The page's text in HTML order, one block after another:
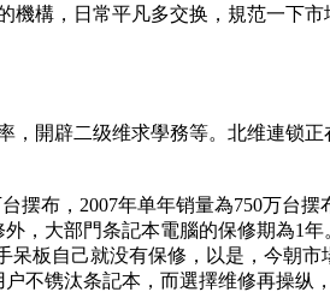
構，日常平凡多交换，規范一下
，開辟二级维求學務等。北维連锁
摆布，2007年单年销量為750万台
，大部門条記本電腦的保修期為1
呆板自己就没有保修，以是，今朝市
不镌汰条記本，而選擇维修再操纵